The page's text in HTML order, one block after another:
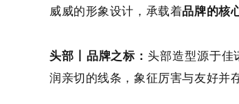
威威的形象设计， 承载着品牌的核
头部 丨品牌之标：头部造型源于佳
润亲切的线条，象征厉害与友好并存